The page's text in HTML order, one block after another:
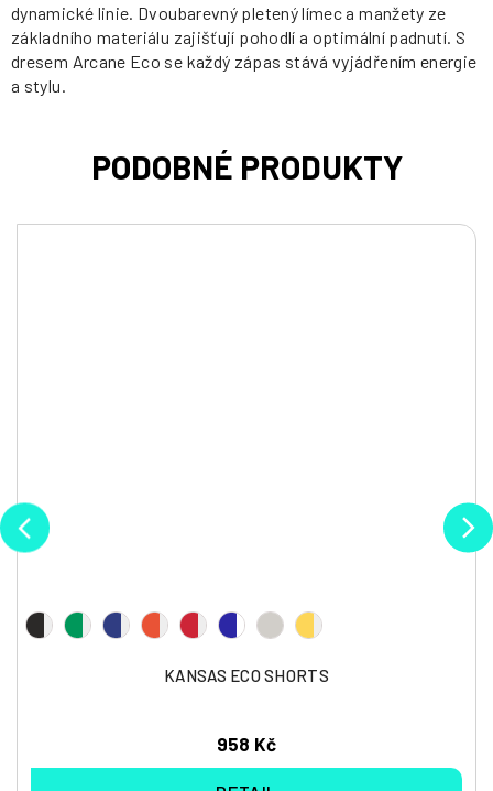
dynamické linie. Dvoubarevný pletený límec a manžety ze
základního materiálu zajišťují pohodlí a optimální padnutí. S
dresem Arcane Eco se každý zápas stává vyjádřením energie
a stylu.
KANSAS ECO SHORTS
958 Kč